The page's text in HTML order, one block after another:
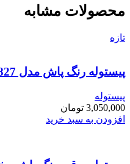
محصولات مشابه
تازه
پیستوله رنگ پاش مدل H827 با نازل ۱.۳ میلیمتر اکو
پیستوله
3,050,000 تومان
افزودن به سبد خرید